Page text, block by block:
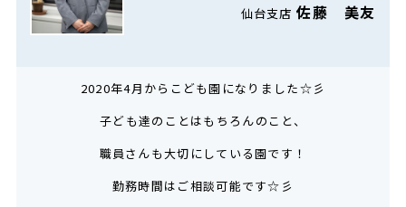
仙台支店佐藤 美友
2020年4月からこども園になりました☆彡
子ども達のことはもちろんのこと、
職員さんも大切にしている園です！
勤務時間はご相談可能です☆彡